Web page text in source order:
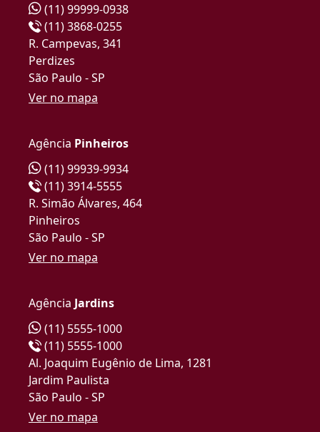
(11) 99999-0938
(11) 3868-0255
R. Campevas, 341
Perdizes
São Paulo - SP
Ver no mapa
Agência Pinheiros
(11) 99939-9934
(11) 3914-5555
R. Simão Álvares, 464
Pinheiros
São Paulo - SP
Ver no mapa
Agência Jardins
(11) 5555-1000
(11) 5555-1000
Al. Joaquim Eugênio de Lima, 1281
Jardim Paulista
São Paulo - SP
Ver no mapa